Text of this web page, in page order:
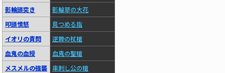
影輪頭突き
影輪草の大花
叩頭憤怒
見つめる指
イオリの責問
逆棘の杖槍
血鬼の血授
血鬼の聖槍
メスメルの強襲
串刺し公の槍